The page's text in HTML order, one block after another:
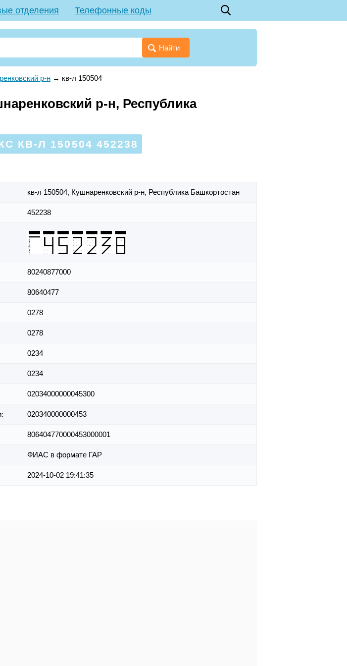
отделения Телефонные коды
Найти
р-н → кв-л 150504
р-н, Республика
КВ-Л 150504 452238
кв-л 150504, Кушнаренковский р-н, Республика Башкортостан
452238
80240877000
80640477
0278
0278
0234
0234
02034000000045300
020340000000453
806404770000453000001
ФИАС в формате ГАР
2024-10-02 19:41:35